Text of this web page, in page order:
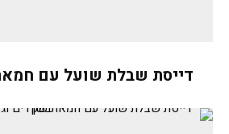
דייסת שבלת שועל עם